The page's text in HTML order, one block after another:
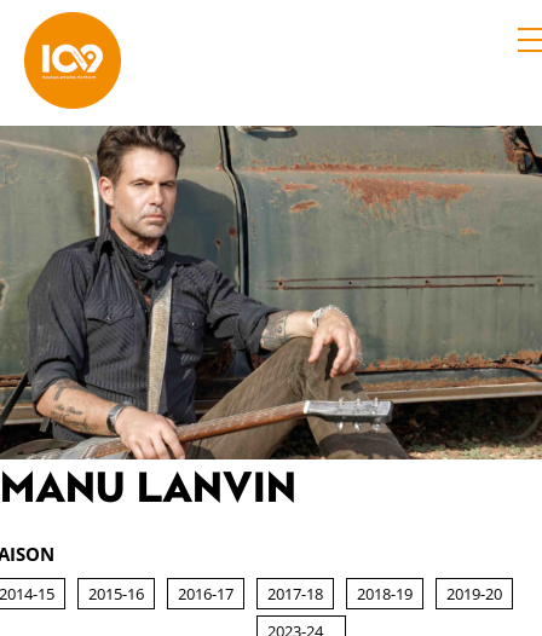
MANU LANVIN
2014-15 2015-16 2016-17 2017-18 2018-19 2019-20
2023-24